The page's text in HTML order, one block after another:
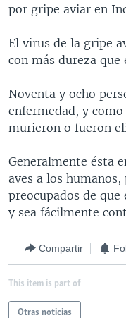
VENEZUELA
BRASIL
NICARAGUA
ECONOMÍA
ENTRETENIMIENTO
TECNOLOGÍA
DEPORTES
CIENCIA Y SALUD
MULTIMEDIA
VIDEOS
FOTOGRAFÍA
AUDIOS
PROGRAMAS TV
EL MUNDO AL DÍA
FORO
VISIÓN 360
PANORAMA
RADIO
AVANCE
AUDIONOTICIAS
ESTADOS UNIDOS AL
EL MUNDO AL DÍA
FORO [RADIO]
DEPORTIVO
NOTA ECONÓMICA
DIRECT
DOCUMENTALES DE LA
SÍGANOS
por gripe aviar en
El virus de la gripe
con más dureza que
Noventa y ocho
enfermedad, y como
murieron o fueron
Generalmente ésta
aves a los
preocupados de
y sea fácilmente
Compartir
This item is part of
Otras noticias